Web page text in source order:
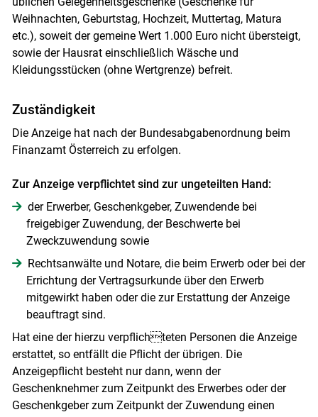
Weihnachten, Geburtstag, Hochzeit, Muttertag, Matura
etc.), soweit der gemeine Wert 1.000 Euro nicht übersteigt,
sowie der Hausrat einschließlich Wäsche und
Kleidungsstücken (ohne Wertgrenze) befreit.
Zuständigkeit
Die Anzeige hat nach der Bundesabgabenordnung beim
Finanzamt Österreich zu erfolgen.
Zur Anzeige verpflichtet sind zur ungeteilten Hand:
der Erwerber, Geschenkgeber, Zuwendende bei
freigebiger Zuwendung, der Beschwerte bei
Zweckzuwendung sowie
Rechtsanwälte und Notare, die beim Erwerb oder bei der
Errichtung der Vertragsurkunde über den Erwerb
mitgewirkt haben oder die zur Erstattung der Anzeige
beauftragt sind.
Hat eine der hierzu verpflichteten Personen die Anzeige
erstattet, so entfällt die Pflicht der übrigen. Die
Anzeigepflicht besteht nur dann, wenn der
Geschenknehmer zum Zeitpunkt des Erwerbes oder der
Geschenkgeber zum Zeitpunkt der Zuwendung einen